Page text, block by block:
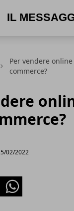
Per vendere
commerce?
02/2022
Whatsapp